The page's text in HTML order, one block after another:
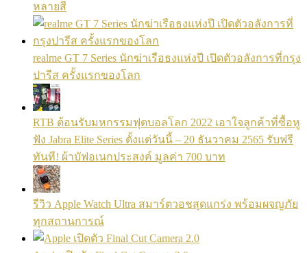
หลายสี
realme GT 7 Series นักฆ่าเรือธงแห่งปี เปิดตัวอลังการที่กรุง
ปารีส ครั้งแรกของโลก
RTB ต้อนรับมหกรรมฟุตบอลโลก 2022 เอาใจลูกค้าที่ซื้อหู
ฟัง Jabra Elite Series ตั้งแต่วันนี้ – 20 ธันวาคม 2565 รับฟรี
ทันที! ผ้าบัฟอเนกประสงค์ มูลค่า 700 บาท
รีวิว Apple Watch Ultra สมาร์ตวอชสุดแกร่ง พร้อมผจญภัย
ทุกสถานการณ์